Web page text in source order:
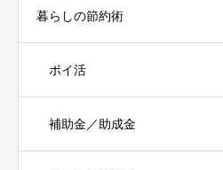
暮らしの節約術
ポイ活
補助金／助成金